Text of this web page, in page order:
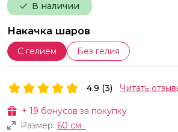
В наличии
Накачка шаров
С гелием Без гелия
+ 19 бонусов за покупку
Размер: 60 см
4.9 (3) Читать